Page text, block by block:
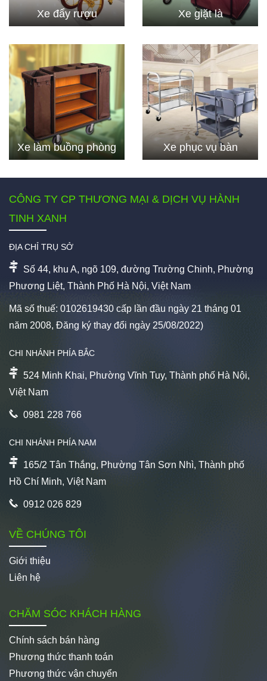
Xe đẩy rượu Xe giặt là
Xe làm buồng phòng Xe phục vụ bàn
CÔNG TY CP THƯƠNG MẠI & DỊCH VỤ HÀNH
TINH XANH
ĐỊA CHỈ TRỤ SỞ
Số 44, khu A, ngõ 109, đường Trường Chinh, Phường
Phương Liệt, Thành Phố Hà Nội, Việt Nam
Mã số thuế: 0102619430 cấp lần đầu ngày 21 tháng 01
năm 2008, Đăng ký thay đổi ngày 25/08/2022)
CHI NHÁNH PHÍA BẮC
524 Minh Khai, Phường Vĩnh Tuy, Thành phố Hà Nội,
Việt Nam
0981 228 766
CHI NHÁNH PHÍA NAM
165/2 Tân Thắng, Phường Tân Sơn Nhì, Thành phố
Hồ Chí Minh, Việt Nam
0912 026 829
VỀ CHÚNG TÔI
Giới thiệu
Liên hệ
CHĂM SÓC KHÁCH HÀNG
Chính sách bán hàng
Phương thức thanh toán
Phương thức vận chuyển